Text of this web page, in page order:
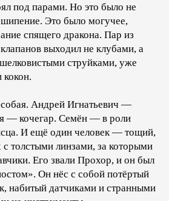
под парами. Но это было не
Это было могучее,
спящего дракона. Пар из
выходил не клубами, а
струйками, уже
Андрей Игнатьевич —
— кочегар. Семён — в роли
И ещё один человек — тощий,
толстыми линзами, за которыми
Его звали Прохор, и он был
Он нёс с собой потёртый
набитый датчиками и странными